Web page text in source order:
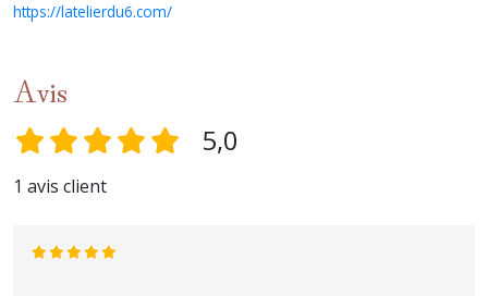
https://latelierdu6.com/
Avis
5,0
1 avis client